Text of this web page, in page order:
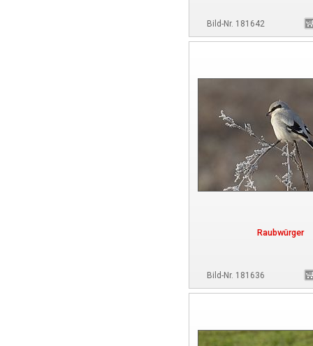
Bild-Nr. 181642
Raubwürger
Bild-Nr. 181636